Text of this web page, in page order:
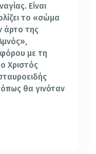
Είναι
το «σώμα
άρτο της
με τη
Χριστός
θα γινόταν